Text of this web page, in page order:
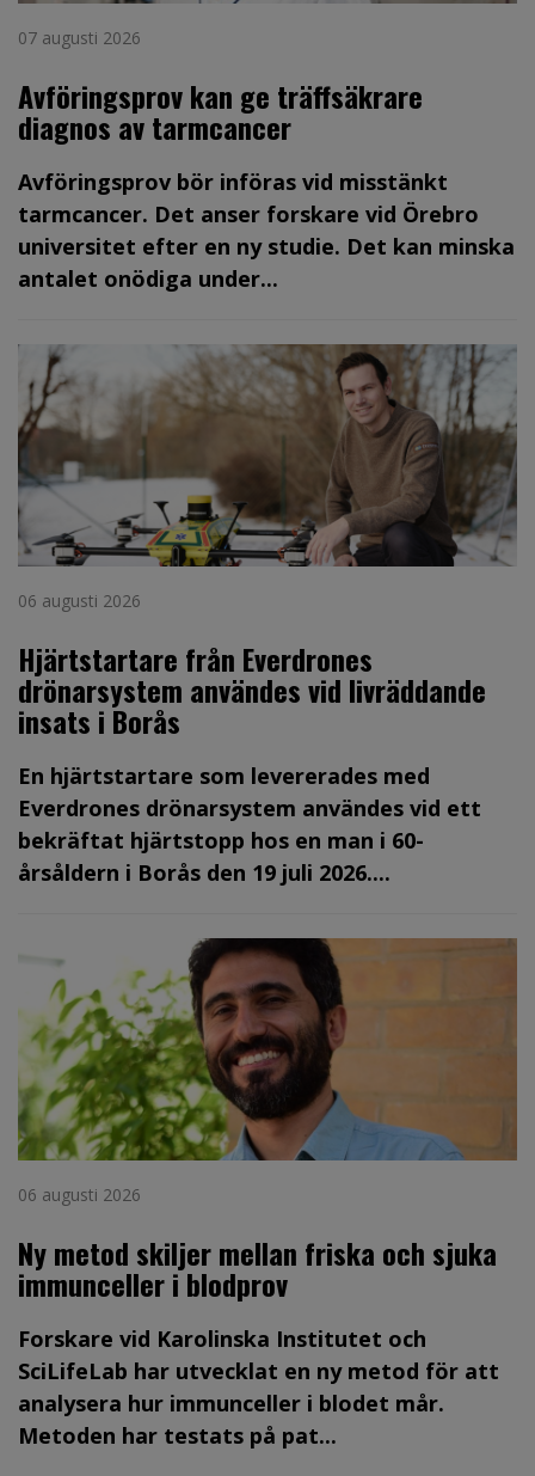
07 augusti 2026
Avföringsprov kan ge träffsäkrare
diagnos av tarmcancer
Avföringsprov bör införas vid misstänkt
tarmcancer. Det anser forskare vid Örebro
universitet efter en ny studie. Det kan minska
antalet onödiga under...
06 augusti 2026
Hjärtstartare från Everdrones
drönarsystem användes vid livräddande
insats i Borås
En hjärtstartare som levererades med
Everdrones drönarsystem användes vid ett
bekräftat hjärtstopp hos en man i 60-
årsåldern i Borås den 19 juli 2026....
06 augusti 2026
Ny metod skiljer mellan friska och sjuka
immunceller i blodprov
Forskare vid Karolinska Institutet och
SciLifeLab har utvecklat en ny metod för att
analysera hur immunceller i blodet mår.
Metoden har testats på pat...